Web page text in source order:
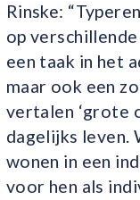
Rinske:
op
een taak in het
maar ook een
vertalen ‘grote
dagelijks leven.
wonen in een
voor hen als